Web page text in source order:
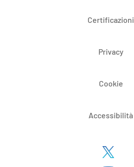
Certificazioni
Privacy
Cookie
Accessibilità